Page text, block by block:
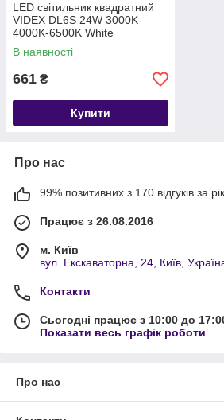
LED світильник квадратний
VIDEX DL6S 24W 3000K-
4000K-6500K White
В наявності
661 ₴
Купити
Про нас
99% позитивних з 170 відгуків за рік
Працює з 26.08.2016
м. Київ
вул. Екскаваторна, 24, Київ,
Контакти
Сьогодні працює з 10:00 до
Показати весь графік роботи
Про нас